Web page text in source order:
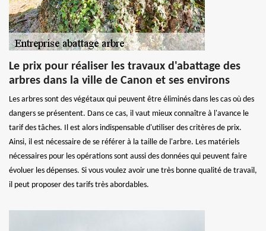
Le prix pour réaliser les travaux d'abattage des
arbres dans la ville de Canon et ses environs
Les arbres sont des végétaux qui peuvent être éliminés dans les cas où des
dangers se présentent. Dans ce cas, il vaut mieux connaître à l'avance le
tarif des tâches. Il est alors indispensable d'utiliser des critères de prix.
Ainsi, il est nécessaire de se référer à la taille de l'arbre. Les matériels
nécessaires pour les opérations sont aussi des données qui peuvent faire
évoluer les dépenses. Si vous voulez avoir une très bonne qualité de travail,
il peut proposer des tarifs très abordables.